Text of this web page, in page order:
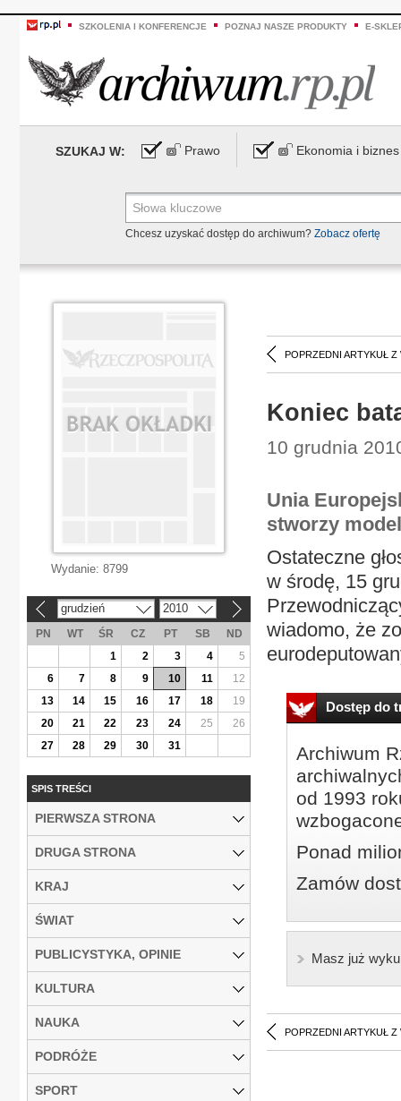
SZKOLENIA I KONFERENCJE POZNAJ NASZE PRODUKTY E-
SZUKAJ W: Prawo Ekonomia i biznes
Chcesz uzyskać dostęp do archiwum? Zobacz ofertę
POPRZEDNI ARTYKUŁ Z
Koniec
10 grudnia
Unia
stworzy
Ostateczne
w środę, 15
wiadomo, że
Dostęp do
Archiwum
od 1993
Ponad
Zamów
Masz już
POPRZEDNI ARTYKUŁ Z
Wydanie: 8799
grudzień 2010
PN WT ŚR CZ PT SB
ND
1
2 3 4
5
6
7 8 9 10 11
12
13
14 15 16 17 18
19
20
21 22 23 24 25
26
27
28 29 30 31
SPIS TREŚCI
PIERWSZA STRONA
DRUGA STRONA
KRAJ
ŚWIAT
PUBLICYSTYKA, OPINIE
KULTURA
NAUKA
PODRÓŻE
SPORT